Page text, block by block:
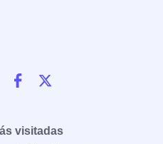
visitadas